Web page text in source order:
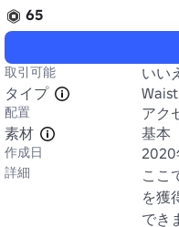
65
取引可能
いい
タイプ
配置
アク
素材
基本
作成日 2020
詳細
ここ
を獲